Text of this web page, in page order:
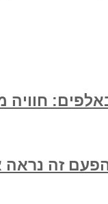
זה נראה